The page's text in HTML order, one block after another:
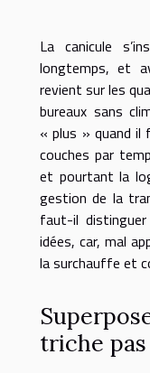
La canicule
longtemps, et
revient sur les
bureaux sans
« plus » quand il
couches par
et pourtant la
gestion de la
faut-il
idées, car, mal
la surchauffe et
triche pas